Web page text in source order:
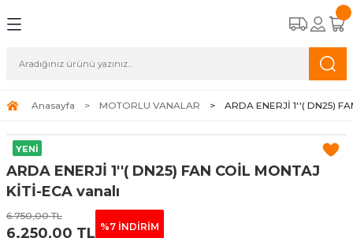
KASET TİPİ FAN COİLLER
FAN COİLLER
FAN COİLLER
COİLLER
KAZANLAR
APAREYLERİ
APAREYLERİ
APAREYLERİ
Anasayfa MOTORLU VANALAR ARDA ENERJİ 1''( DN25)
YENİ
ARDA ENERJİ 1''( DN25) FAN COİL MONTAJ
KİTİ-ECA vanalı
6.750,00 TL
6.250,00 TL %7 İNDİRİM